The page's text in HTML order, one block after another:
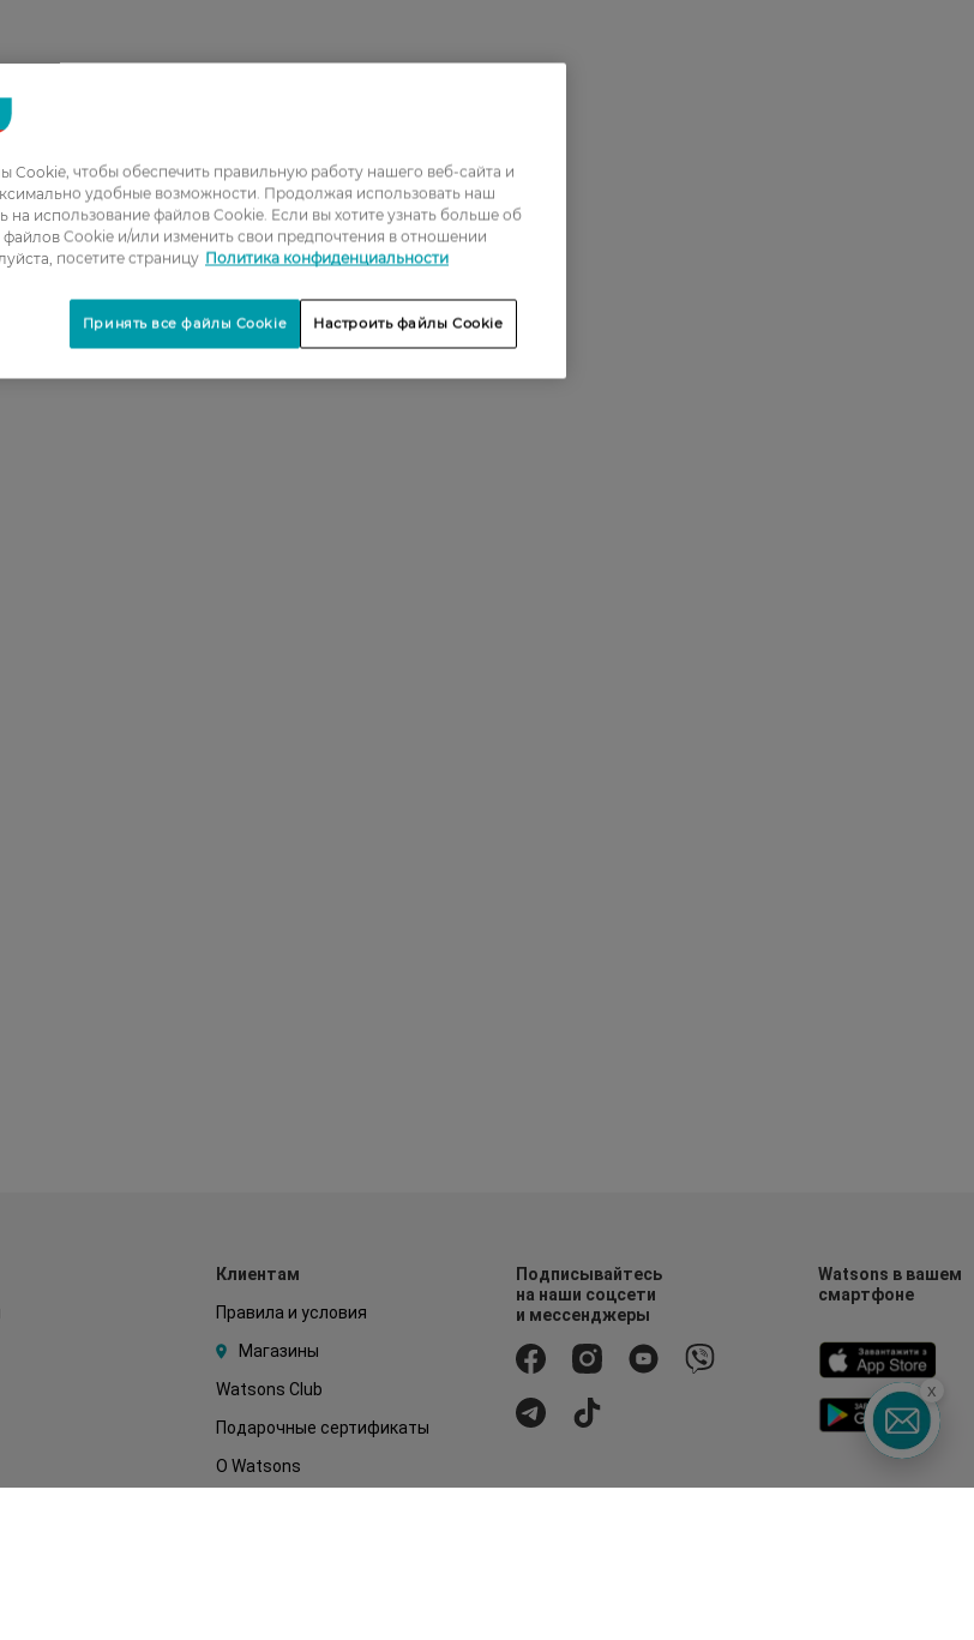
Клиентам
Правила и условия
Магазины
Watsons Club
Подарочные сертификаты
О Watsons
Подписывайтесь
на наши соцсети
и мессенджеры
Watsons в вашем
смартфоне
x
Cookie, чтобы обеспечить правильную работу нашего веб-сайта и
удобные возможности. Продолжая использовать наш
на использование файлов Cookie. Если вы хотите узнать больше об
Cookie и/или изменить свои предпочтения в отношении
посетите страницу Политика конфиденциальности
Настроить файлы Cookie
Принять все файлы Cookie